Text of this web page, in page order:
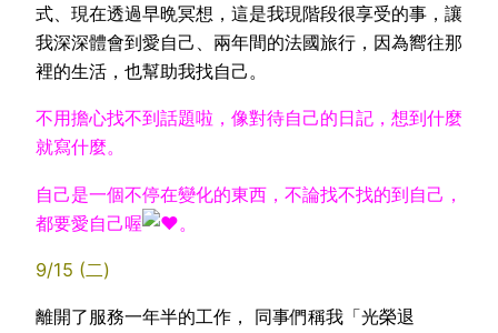
式、現在透過早晩冥想，這是我現階段很享受的事，讓
我深深體會到愛自己、兩年間的法國旅行，因為嚮往那
裡的生活，也幫助我找自己。
不用擔心找不到話題啦，像對待自己的日記，想到什麼
就寫什麼。
自己是一個不停在變化的東西，不論找不找的到自己，
都要愛自己喔
。
9/15 (二)
離開了服務一年半的工作， 同事們稱我「光榮退